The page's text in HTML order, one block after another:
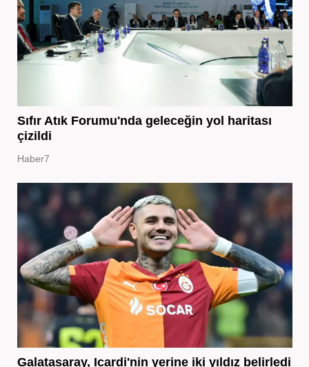
Sıfır Atık Forumu'nda geleceğin yol haritası
çizildi
Haber7
Galatasaray, Icardi'nin yerine iki yıldız belirledi